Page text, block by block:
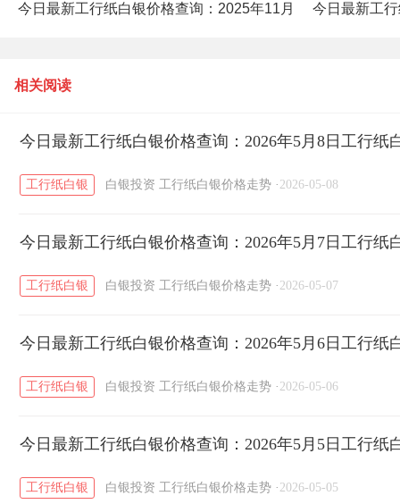
今日最新工行纸白银价格查询：2025年11月 今日最新工
相关阅读
今日最新工行纸白银价格查询：2026年5月8日工行纸
工行纸白银 白银投资 工行纸白银价格走势 · 2026-05-08
今日最新工行纸白银价格查询：2026年5月7日工行纸
工行纸白银 白银投资 工行纸白银价格走势 · 2026-05-07
今日最新工行纸白银价格查询：2026年5月6日工行纸
工行纸白银 白银投资 工行纸白银价格走势 · 2026-05-06
今日最新工行纸白银价格查询：2026年5月5日工行纸
工行纸白银 白银投资 工行纸白银价格走势 · 2026-05-05